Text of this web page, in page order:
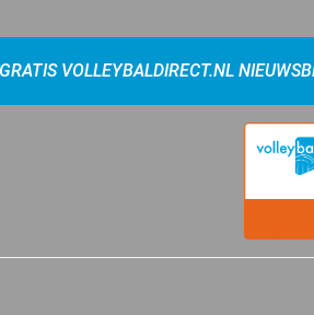
VOLLEYBALDIRECT.NL